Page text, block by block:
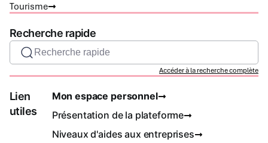
Tourisme
Recherche rapide
Recherche rapide
Accéder à la recherche complète
Lien
utiles
Mon espace personnel
Présentation de la plateforme
Niveaux d'aides aux entreprises